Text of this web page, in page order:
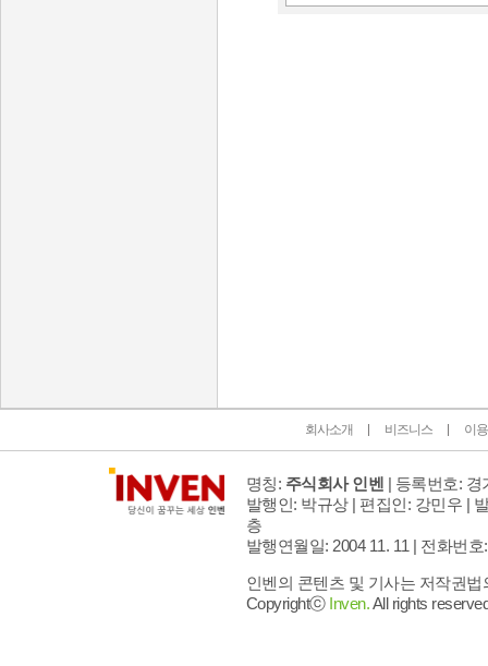
회사소개 비즈니스 이
명칭: 주식회사 인벤 | 등록번호: 경
발행인: 박규상 | 편집인: 강민우 |
층
발행연월일: 2004 11. 11 | 전화번호
인벤의 콘텐츠 및 기사는 저작권
Copyrightⓒ Inven.All rights